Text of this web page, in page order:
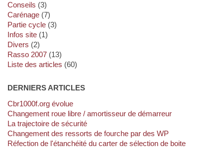
Conseils (3)
Carénage(7)
Partie cycle(3)
Infos site(1)
Divers (2)
Rasso 2007(13)
Liste des articles (60)
DERNIERS ARTICLES
cbr1000f.org évolue
Changement roue libre / amortisseur de démarreur
La trajectoire de sécurité
Changement des ressorts de fourche par des WP
Réfection de l'étanchéité du carter de sélection de boite